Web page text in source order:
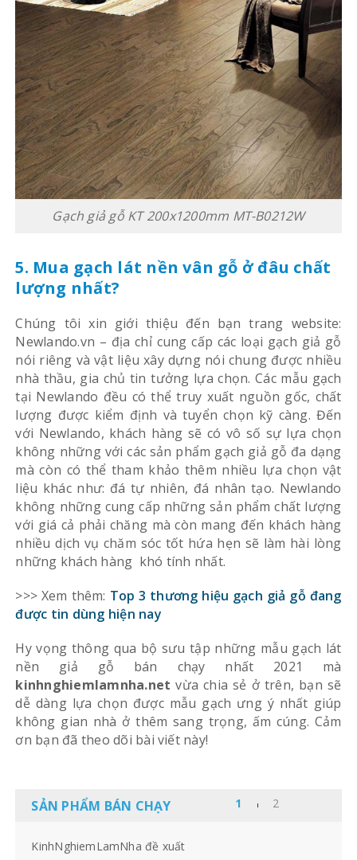
Gạch giả gỗ KT 200x1200mm MT-B0212W
5. Mua gạch lát nền vân gỗ ở đâu chất
lượng nhất?
Chúng tôi xin giới thiệu đến bạn trang website:
Newlando.vn – địa chỉ cung cấp các loại gạch giả gỗ
nói riêng và vật liệu xây dựng nói chung được nhiều
nhà thầu, gia chủ tin tưởng lựa chọn. Các mẫu gạch
tại Newlando đều có thể truy xuất nguồn gốc, chất
lượng được kiểm định và tuyển chọn kỹ càng. Đến
với Newlando, khách hàng sẽ có vô số sự lựa chọn
không những với các sản phẩm gạch giả gỗ đa dạng
mà còn có thể tham khảo thêm nhiều lựa chọn vật
liệu khác như: đá tự nhiên, đá nhân tạo. Newlando
không những cung cấp những sản phẩm chất lượng
với giá cả phải chăng mà còn mang đến khách hàng
nhiều dịch vụ chăm sóc tốt hứa hẹn sẽ làm hài lòng
những khách hàng khó tính nhất.
>>> Xem thêm: Top 3 thương hiệu gạch giả gỗ đang
được tin dùng hiện nay
Hy vọng thông qua bộ sưu tập những mẫu gạch lát
nền giả gỗ bán chạy nhất 2021 mà
kinhnghiemlamnha.net vừa chia sẻ ở trên, bạn sẽ
dễ dàng lựa chọn được mẫu gạch ưng ý nhất giúp
không gian nhà ở thêm sang trọng, ấm cúng. Cảm
ơn bạn đã theo dõi bài viết này!
SẢN PHẨM BÁN CHẠY
KinhNghiemLamNha đề xuất